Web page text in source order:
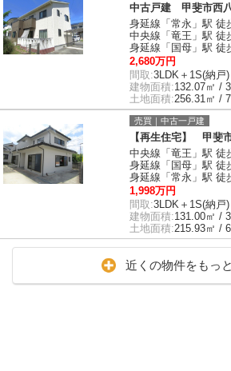
中古戸建 甲斐市西
身延線「常永」駅 徒
中央線「竜王」駅 徒
身延線「国母」駅 徒
2,680万円
間取:3LDK＋1S(納戸)
建物面積:132.07㎡ /
土地面積:256.31㎡ /
売買｜中古一戸建
【再生住宅】 甲斐
中央線「竜王」駅 徒
身延線「国母」駅 徒
身延線「常永」駅 徒
1,998万円
間取:3LDK＋1S(納戸)
建物面積:131.00㎡ /
土地面積:215.93㎡ /
近くの物件をもっ